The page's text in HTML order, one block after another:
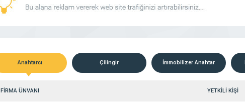
Anahtarcı Çilingir İmmobilizer Anahtar
FİRMA ÜNVANI YETKİLİ KİŞİ